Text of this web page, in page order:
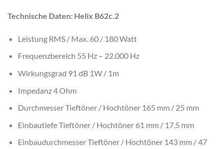
Technische Daten: Helix B62c.2
Leistung RMS / Max. 60 / 180 Watt
Frequenzbereich 55 Hz – 22.000 Hz
Wirkungsgrad 91 dB 1W / 1m
Impedanz 4 Ohm
Durchmesser Tieftöner / Hochtöner 165 mm / 25 mm
Einbautiefe Tieftöner / Hochtöner 61 mm / 17,5 mm
Einbaudurchmesser Tieftöner / Hochtöner 143 mm / 47